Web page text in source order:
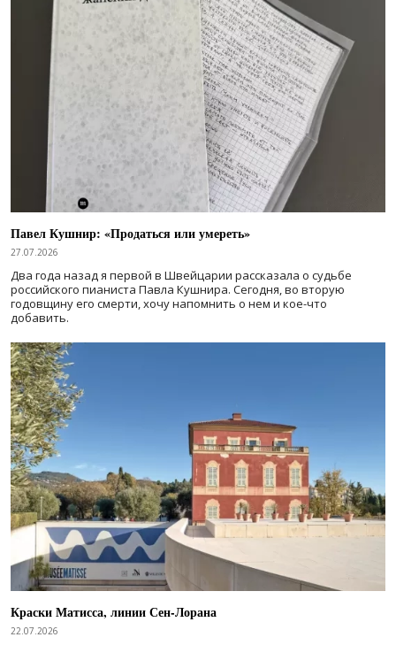
Павел Кушнир: «Продаться или умереть»
27.07.2026
Два года назад я первой в Швейцарии рассказала о судьбе
российского пианиста Павла Кушнира. Сегодня, во вторую
годовщину его смерти, хочу напомнить о нем и кое-что
добавить.
Краски Матисса, линии Сен-Лорана
22.07.2026